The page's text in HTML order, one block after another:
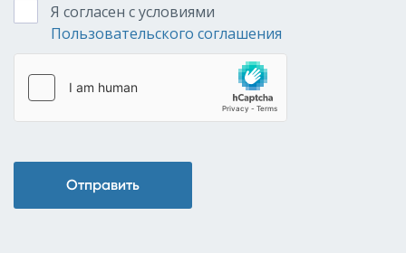
Я согласен с условиями
Пользовательского соглашения
Отправить